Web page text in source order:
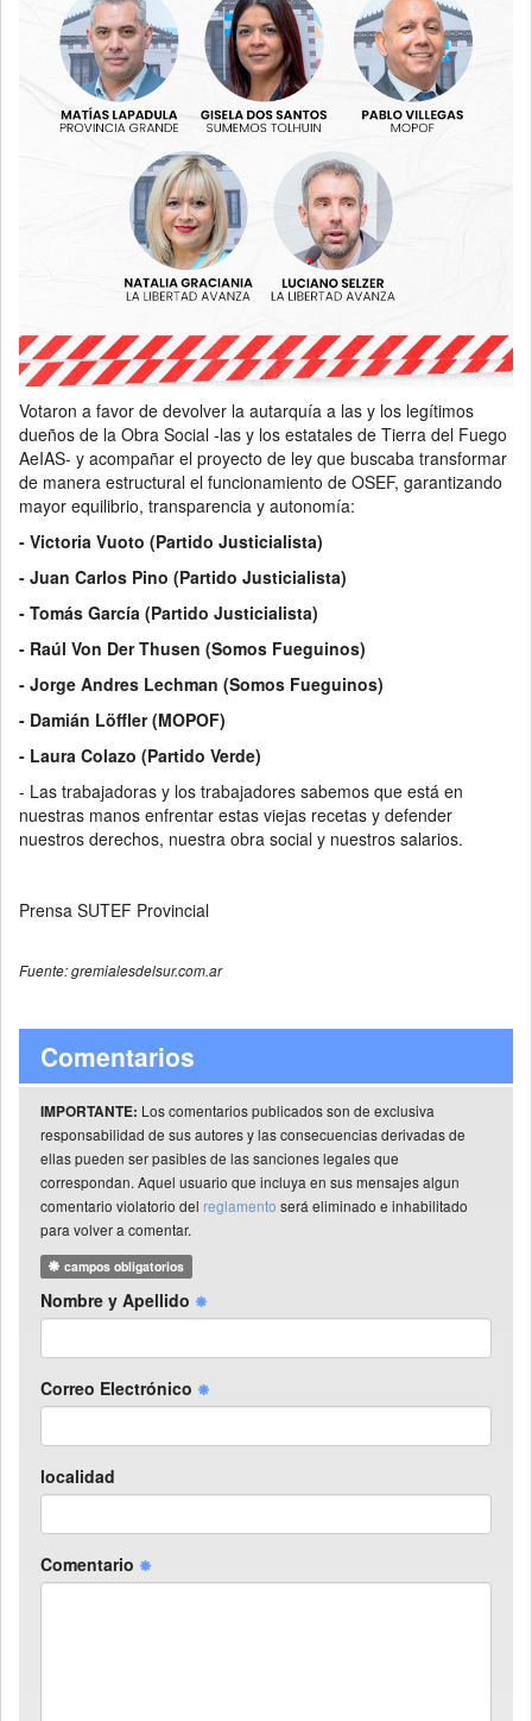
Votaron a favor de devolver la autarquía a las y los legítimos
dueños de la Obra Social -las y los estatales de Tierra del Fuego
AeIAS- y acompañar el proyecto de ley que buscaba transformar
de manera estructural el funcionamiento de OSEF, garantizando
mayor equilibrio, transparencia y autonomía:
- Victoria Vuoto (Partido Justicialista)
- Juan Carlos Pino (Partido Justicialista)
- Tomás García (Partido Justicialista)
- Raúl Von Der Thusen (Somos Fueguinos)
- Jorge Andres Lechman (Somos Fueguinos)
- Damián Löffler (MOPOF)
- Laura Colazo (Partido Verde)
- Las trabajadoras y los trabajadores sabemos que está en
nuestras manos enfrentar estas viejas recetas y defender
nuestros derechos, nuestra obra social y nuestros salarios.
Prensa SUTEF Provincial
Fuente: gremialesdelsur.com.ar
Comentarios
IMPORTANTE: Los comentarios publicados son de exclusiva
responsabilidad de sus autores y las consecuencias derivadas de
ellas pueden ser pasibles de las sanciones legales que
correspondan. Aquel usuario que incluya en sus mensajes algun
comentario violatorio del reglamento será eliminado e inhabilitado
para volver a comentar.
campos obligatorios
Nombre y Apellido
Correo Electrónico
localidad
Comentario